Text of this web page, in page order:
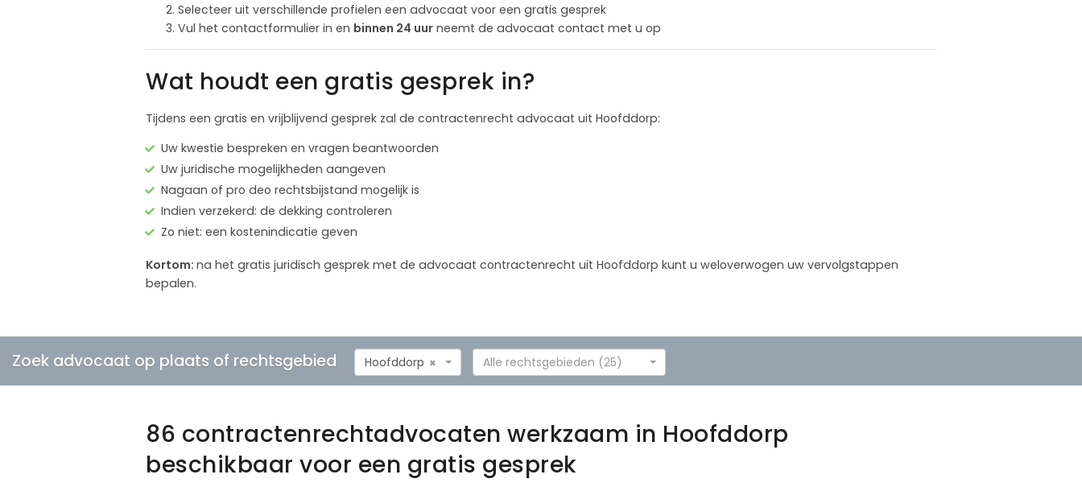
Selecteer uit verschillende profielen een advocaat voor een gratis gesprek
Vul het contactformulier in en binnen 24 uur neemt de advocaat contact met u op
Wat houdt een gratis gesprek in?
Tijdens een gratis en vrijblijvend gesprek zal de contractenrecht advocaat uit Hoofddorp:
Uw kwestie bespreken en vragen beantwoorden
Uw juridische mogelijkheden aangeven
Nagaan of pro deo rechtsbijstand mogelijk is
Indien verzekerd: de dekking controleren
Zo niet: een kostenindicatie geven
Kortom: na het gratis juridisch gesprek met de advocaat contractenrecht uit Hoofddorp kunt u weloverwogen uw vervolgstappen
bepalen.
Zoek advocaat op plaats of rechtsgebied ×
Hoofddorp Alle rechtsgebieden (25)
86 contractenrechtadvocaten werkzaam in Hoofddorp
beschikbaar voor een gratis gesprek